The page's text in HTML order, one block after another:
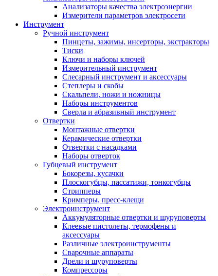
Анализаторы качества электроэнергии
Измерители параметров электросети
Инструмент
Ручной инструмент
Пинцеты, зажимы, инсерторы, экстракторы
Тиски
Ключи и наборы ключей
Измерительный инструмент
Слесарный инструмент и аксессуары
Степлеры и скобы
Скальпели, ножи и ножницы
Наборы инструментов
Сверла и абразивный инструмент
Отвертки
Монтажные отвертки
Керамические отвертки
Отвертки с насадками
Наборы отверток
Губцевый инструмент
Бокорезы, кусачки
Плоскогубцы, пассатижи, тонкогубцы
Стрипперы
Кримперы, пресс-клещи
Электроинструмент
Аккумуляторные отвертки и шуруповерты
Клеевые пистолеты, термофены и
аксессуары
Различные электроинструменты
Сварочные аппараты
Дрели и шуруповерты
Компрессоры